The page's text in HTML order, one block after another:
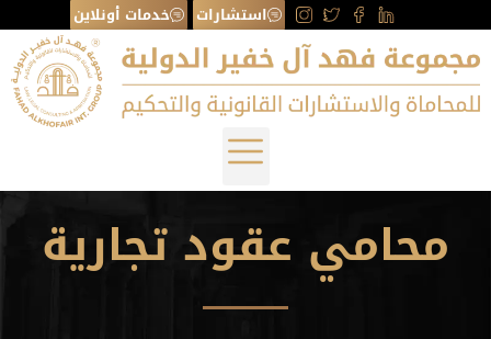
استشارات خدمات أونلاين
محامي عقود تجارية